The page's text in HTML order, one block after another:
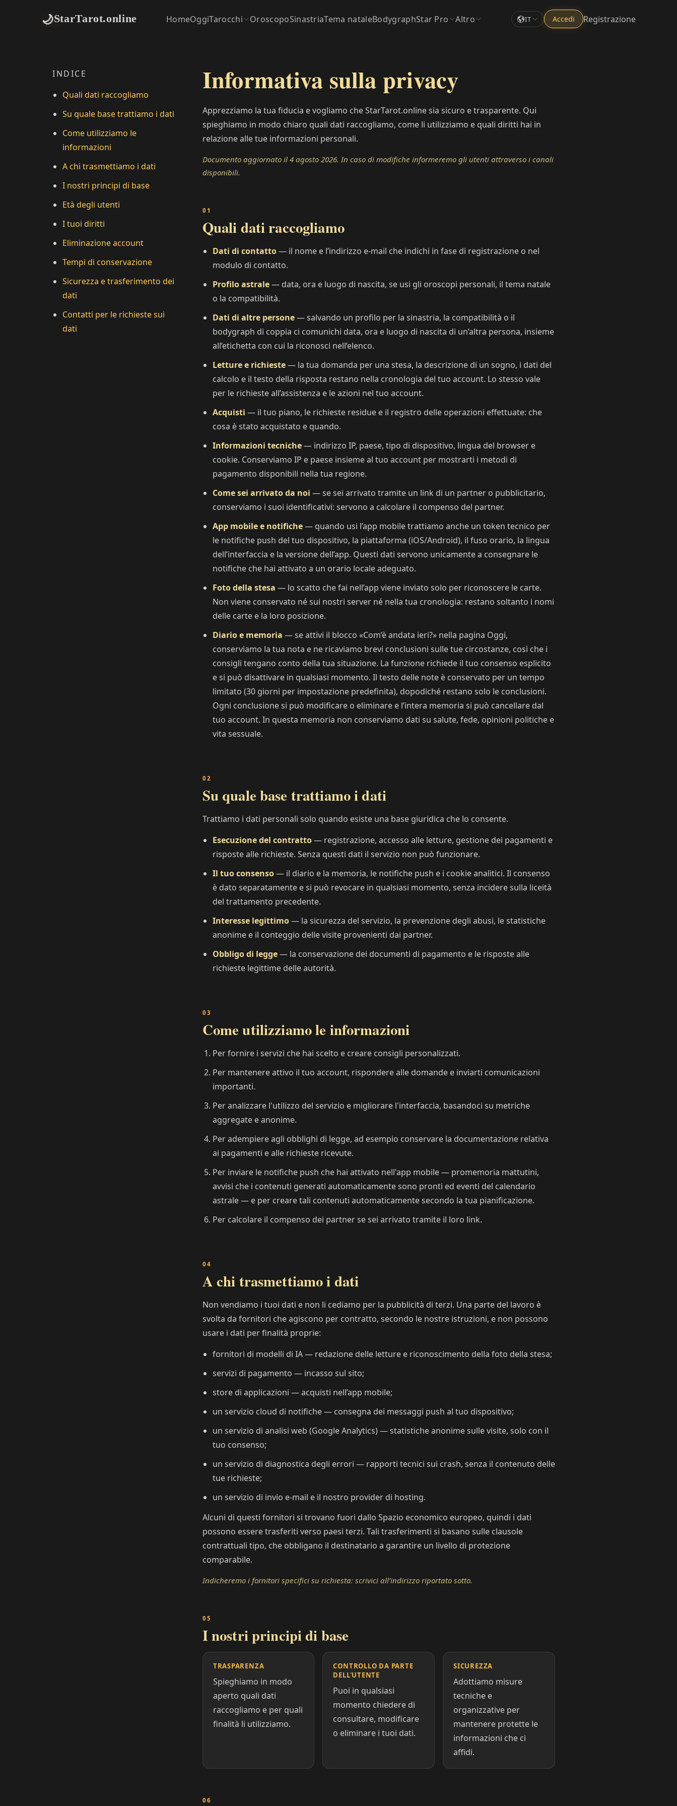
🌙StarTarot.online HomeOggiTarocchi OroscopoSinastriaTema nataleBodygraphStar Pro Altro IT Accedi Registrazione
INDICE
Quali dati raccogliamo
Su quale base trattiamo i dati
Come utilizziamo le
informazioni
A chi trasmettiamo i dati
I nostri principi di base
Età degli utenti
I tuoi diritti
Eliminazione account
Tempi di conservazione
Sicurezza e trasferimento dei
dati
Contatti per le richieste sui
dati
Informativa sulla privacy
Apprezziamo la tua fiducia e vogliamo che StarTarot.online sia sicuro e trasparente. Qui
spieghiamo in modo chiaro quali dati raccogliamo, come li utilizziamo e quali diritti hai in
relazione alle tue informazioni personali.
Documento aggiornato il 4 agosto 2026. In caso di modifiche informeremo gli utenti attraverso i canali
disponibili.
Quali dati raccogliamo
Dati di contatto— il nome e l’indirizzo e-mail che indichi in fase di registrazione o nel
modulo di contatto.
Profilo astrale— data, ora e luogo di nascita, se usi gli oroscopi personali, il tema natale
o la compatibilità.
Dati di altre persone— salvando un profilo per la sinastria, la compatibilità o il
bodygraph di coppia ci comunichi data, ora e luogo di nascita di un’altra persona, insieme
all’etichetta con cui la riconosci nell’elenco.
Letture e richieste— la tua domanda per una stesa, la descrizione di un sogno, i dati del
calcolo e il testo della risposta restano nella cronologia del tuo account. Lo stesso vale
per le richieste all’assistenza e le azioni nel tuo account.
Acquisti — il tuo piano, le richieste residue e il registro delle operazioni effettuate: che
cosa è stato acquistato e quando.
Informazioni tecniche— indirizzo IP, paese, tipo di dispositivo, lingua del browser e
cookie. Conserviamo IP e paese insieme al tuo account per mostrarti i metodi di
pagamento disponibili nella tua regione.
Come sei arrivato da noi — se sei arrivato tramite un link di un partner o pubblicitario,
conserviamo i suoi identificativi: servono a calcolare il compenso del partner.
App mobile e notifiche— quando usi l’app mobile trattiamo anche un token tecnico per
le notifiche push del tuo dispositivo, la piattaforma (iOS/Android), il fuso orario, la lingua
dell’interfaccia e la versione dell’app. Questi dati servono unicamente a consegnare le
notifiche che hai attivato a un orario locale adeguato.
Foto della stesa — lo scatto che fai nell’app viene inviato solo per riconoscere le carte.
Non viene conservato né sui nostri server né nella tua cronologia: restano soltanto i nomi
delle carte e la loro posizione.
Diario e memoria — se attivi il blocco «Com’è andata ieri?» nella pagina Oggi,
conserviamo la tua nota e ne ricaviamo brevi conclusioni sulle tue circostanze, così che i
consigli tengano conto della tua situazione. La funzione richiede il tuo consenso esplicito
e si può disattivare in qualsiasi momento. Il testo delle note è conservato per un tempo
limitato (30 giorni per impostazione predefinita), dopodiché restano solo le conclusioni.
Ogni conclusione si può modificare o eliminare e l’intera memoria si può cancellare dal
tuo account. In questa memoria non conserviamo dati su salute, fede, opinioni politiche e
vita sessuale.
Su quale base trattiamo i dati
Trattiamo i dati personali solo quando esiste una base giuridica che lo consente.
Esecuzione del contratto— registrazione, accesso alle letture, gestione dei pagamenti e
risposte alle richieste. Senza questi dati il servizio non può funzionare.
Il tuo consenso— il diario e la memoria, le notifiche push e i cookie analitici. Il consenso
è dato separatamente e si può revocare in qualsiasi momento, senza incidere sulla liceità
del trattamento precedente.
Interesse legittimo— la sicurezza del servizio, la prevenzione degli abusi, le statistiche
anonime e il conteggio delle visite provenienti dai partner.
Obbligo di legge— la conservazione dei documenti di pagamento e le risposte alle
richieste legittime delle autorità.
Come utilizziamo le informazioni
Per fornire i servizi che hai scelto e creare consigli personalizzati.
Per mantenere attivo il tuo account, rispondere alle domande e inviarti comunicazioni
importanti.
Per analizzare l'utilizzo del servizio e migliorare l'interfaccia, basandoci su metriche
aggregate e anonime.
Per adempiere agli obblighi di legge, ad esempio conservare la documentazione relativa
ai pagamenti e alle richieste ricevute.
Per inviare le notifiche push che hai attivato nell'app mobile — promemoria mattutini,
avvisi che i contenuti generati automaticamente sono pronti ed eventi del calendario
astrale — e per creare tali contenuti automaticamente secondo la tua pianificazione.
Per calcolare il compenso dei partner se sei arrivato tramite il loro link.
A chi trasmettiamo i dati
Non vendiamo i tuoi dati e non li cediamo per la pubblicità di terzi. Una parte del lavoro è
svolta da fornitori che agiscono per contratto, secondo le nostre istruzioni, e non possono
usare i dati per finalità proprie:
fornitori di modelli di IA — redazione delle letture e riconoscimento della foto della stesa;
servizi di pagamento — incasso sul sito;
store di applicazioni — acquisti nell’app mobile;
un servizio cloud di notifiche — consegna dei messaggi push al tuo dispositivo;
un servizio di analisi web (Google Analytics) — statistiche anonime sulle visite, solo con il
tuo consenso;
un servizio di diagnostica degli errori — rapporti tecnici sui crash, senza il contenuto delle
tue richieste;
un servizio di invio e-mail e il nostro provider di hosting.
Alcuni di questi fornitori si trovano fuori dallo Spazio economico europeo, quindi i dati
possono essere trasferiti verso paesi terzi. Tali trasferimenti si basano sulle clausole
contrattuali tipo, che obbligano il destinatario a garantire un livello di protezione
comparabile.
Indicheremo i fornitori specifici su richiesta: scrivici all’indirizzo riportato sotto.
I nostri principi di base
TRASPARENZA
Spieghiamo in modo
aperto quali dati
raccogliamo e per quali
finalità li utilizziamo.
CONTROLLO DA PARTE
DELL'UTENTE
Puoi in qualsiasi
momento chiedere di
consultare, modificare
o eliminare i tuoi dati.
SICUREZZA
Adottiamo misure
tecniche e
organizzative per
mantenere protette le
informazioni che ci
affidi.